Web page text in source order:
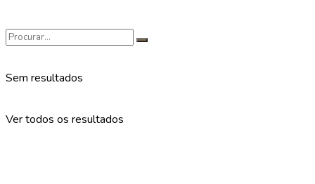
Sem resultados
Ver todos os resultados